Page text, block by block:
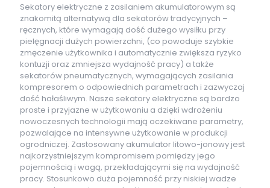
Sekatory elektryczne z zasilaniem akumulatorowym są
znakomitą alternatywą dla sekatorów tradycyjnych –
ręcznych, które wymagają dość dużego wysiłku przy
pielęgnacji dużych powierzchni, (co powoduje szybkie
zmęczenie użytkownika i automatycznie zwiększa ryzyko
kontuzji oraz zmniejsza wydajność pracy) a także
sekatorów pneumatycznych, wymagających zasilania
kompresorem o odpowiednich parametrach i zazwyczaj
dość hałaśliwym. Nasze sekatory elektryczne są bardzo
proste i przyjazne w użytkowaniu a dzięki wdrożeniu
nowoczesnych technologii mają oczekiwane parametry,
pozwalające na intensywne użytkowanie w produkcji
ogrodniczej. Zastosowany akumulator litowo-jonowy jest
najkorzystniejszym kompromisem pomiędzy jego
pojemnością i wagą, przekładającymi się na wydajność
pracy. Stosunkowo duża pojemność przy niskiej wadze